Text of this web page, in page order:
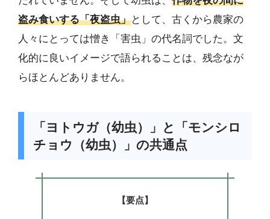
盗み食いする「夜盗虫」として、古くから農家の
人々にとっては憎き「害虫」の代名詞でした。文
化的に良いイメージで語られることは、残念なが
らほとんどありません。
「ヨトウガ（幼虫）」と「モンシロ
チョウ（幼虫）」の共通点
【要点】